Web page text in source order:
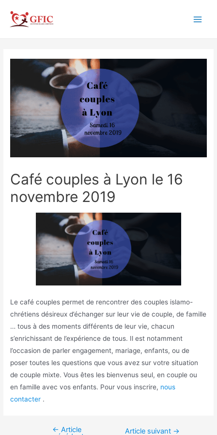
contenu
Café couples à Lyon le 16
novembre 2019
Le café couples permet de rencontrer des couples islamo-
chrétiens désireux d’échanger sur leur vie de couple, de famille
… tous à des moments différents de leur vie, chacun
s’enrichissant de l’expérience de tous. Il est notamment
l’occasion de parler engagement, mariage, enfants, ou de
poser toutes les questions que vous avez sur votre situation
de couple mixte. Vous êtes les bienvenus seul, en couple ou
en famille avec vos enfants. Pour vous inscrire, nous
contacter .
Navigation
← Article Article suivant →